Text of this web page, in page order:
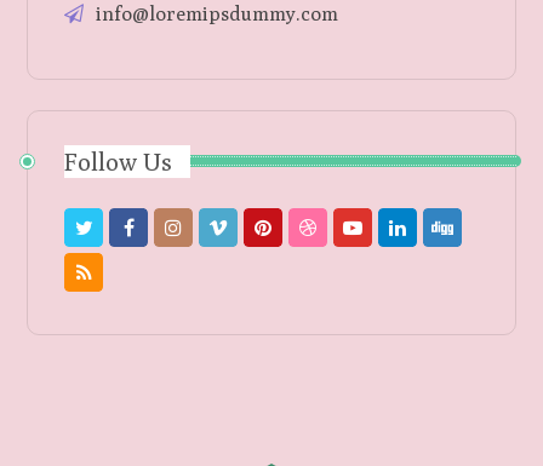
info@loremipsdummy.com
Follow Us